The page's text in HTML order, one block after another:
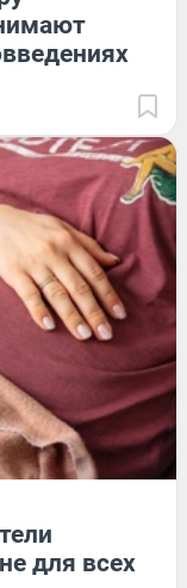
для всех